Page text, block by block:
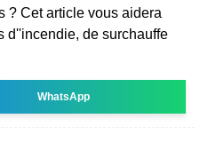
? Cet article vous aidera
d''incendie, de surchauffe
WhatsApp